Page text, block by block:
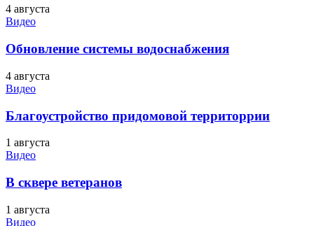
4 августа
Видео
Обновление системы водоснабжения
4 августа
Видео
Благоустройство придомовой территоррии
1 августа
Видео
В сквере ветеранов
1 августа
Видео